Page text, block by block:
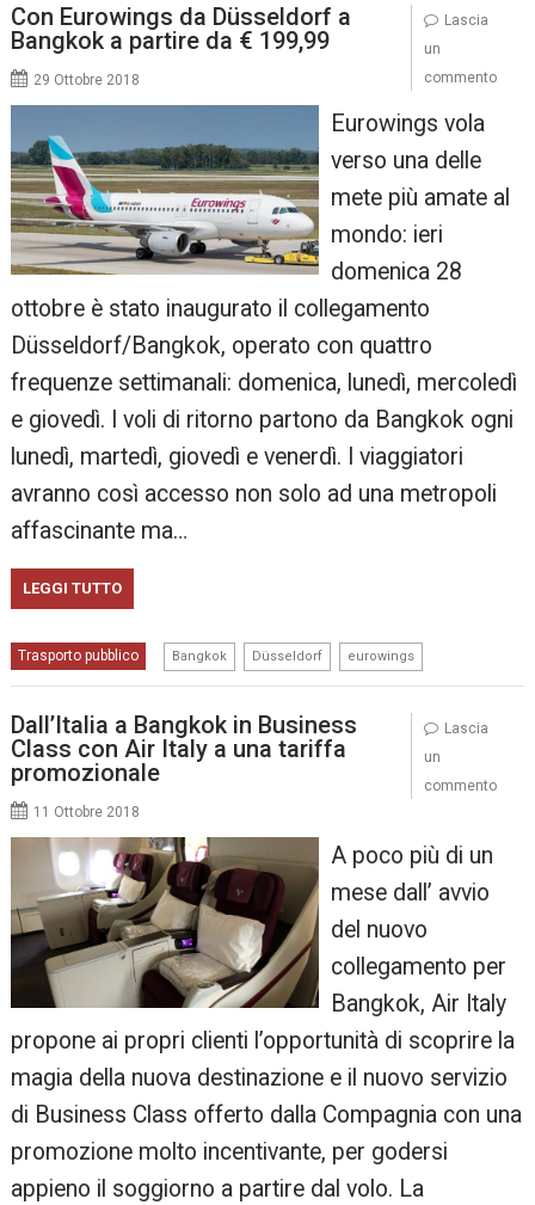
Con Eurowings da Düsseldorf a
Bangkok a partire da € 199,99
29 Ottobre 2018
Eurowings vola
verso una delle
mete più amate al
mondo: ieri
domenica 28
ottobre è stato inaugurato il collegamento
Düsseldorf/Bangkok, operato con quattro
frequenze settimanali: domenica, lunedì, mercoledì
e giovedì. I voli di ritorno partono da Bangkok ogni
lunedì, martedì, giovedì e venerdì. I viaggiatori
avranno così accesso non solo ad una metropoli
affascinante ma…
LEGGI TUTTO
Trasporto pubblico Bangkok Düsseldorf eurowings
Lascia
un
commento
Dall’Italia a Bangkok in Business
Class con Air Italy a una tariffa
promozionale
11 Ottobre 2018
A poco più di un
mese dall’ avvio
del nuovo
collegamento per
Bangkok, Air Italy
propone ai propri clienti l’opportunità di scoprire la
magia della nuova destinazione e il nuovo servizio
di Business Class offerto dalla Compagnia con una
promozione molto incentivante, per godersi
appieno il soggiorno a partire dal volo. La
Lascia
un
commento